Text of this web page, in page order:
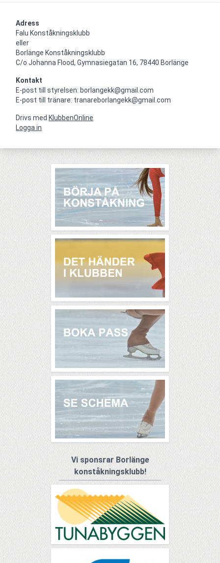
Adress
Falu Konståkningsklubb
eller
Borlänge Konståkningsklubb
C/o Johanna Flood, Gymnasiegatan 16, 78440 Borlänge
Kontakt
E-post till styrelsen: borlangekk@gmail.com
E-post till tränare: tranareborlangekk@gmail.com
Drivs med KlubbenOnline
Logga in
Vi sponsrar Borlänge
konståkningsklubb!